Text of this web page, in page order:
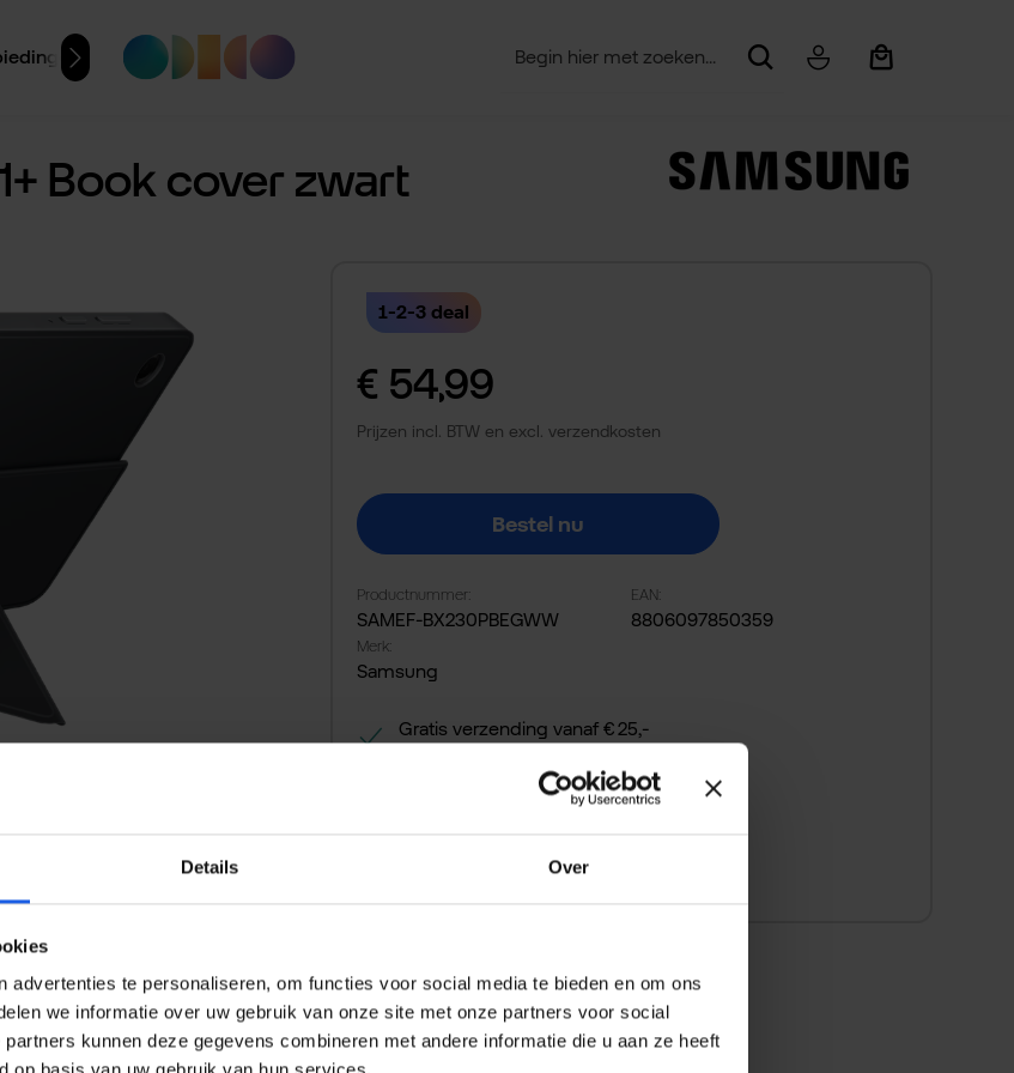
Details Over
advertenties te personaliseren, om functies voor social media te bieden en om ons
we informatie over uw gebruik van onze site met onze partners voor social
kunnen deze gegevens combineren met andere informatie die u aan ze heeft
Winkelwagentje
Book cover zwart
1-2-3 deal
Normale prijs:
€ 54,99
Prijzen incl. BTW en excl. verzendkosten
Bestel nu
Productnummer:
SAMEF-BX230PBEGWW
EAN:
8806097850359
Merk:
Samsung
Gratis verzending vanaf € 25,-
14 dagen bedenktijd